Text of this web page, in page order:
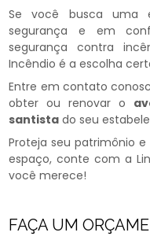
Se você busca uma
segurança e em
segurança contra
Incêndio é a escolha
Entre em contato
obter ou renovar o
santista do seu
Proteja seu patrimônio
espaço, conte com a
você merece!
FAÇA UM